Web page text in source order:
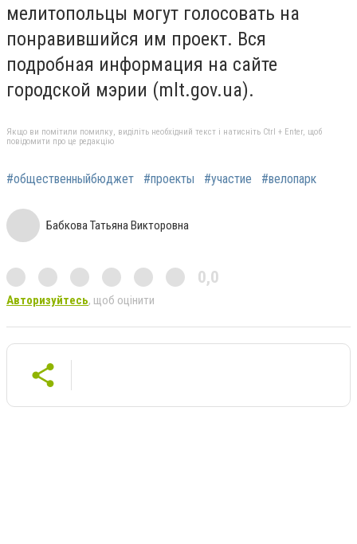
мелитопольцы могут голосовать на
понравившийся им проект. Вся
подробная информация на сайте
городской мэрии (mlt.gov.ua).
Якщо ви помітили помилку, виділіть необхідний текст і натисніть Ctrl + Enter, щоб
повідомити про це редакцію
#общественныйбюджет #проекты #участие #велопарк
Бабкова Татьяна Викторовна
0,0
Авторизуйтесь, щоб оцінити